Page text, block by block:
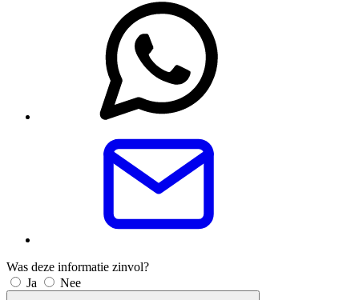
Was deze informatie zinvol?
Ja
Nee